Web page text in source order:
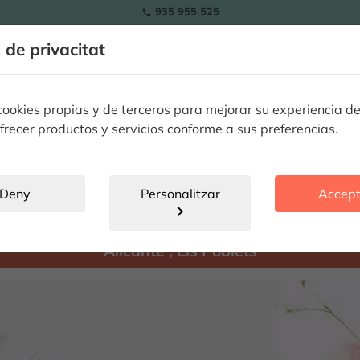
de privacitat
propias y de terceros para mejorar su experiencia
productos y servicios conforme a sus preferencias.
Deny Personalitzar
chevron_right
 935 955 525
RAMOS
Alicante,Els Poblets